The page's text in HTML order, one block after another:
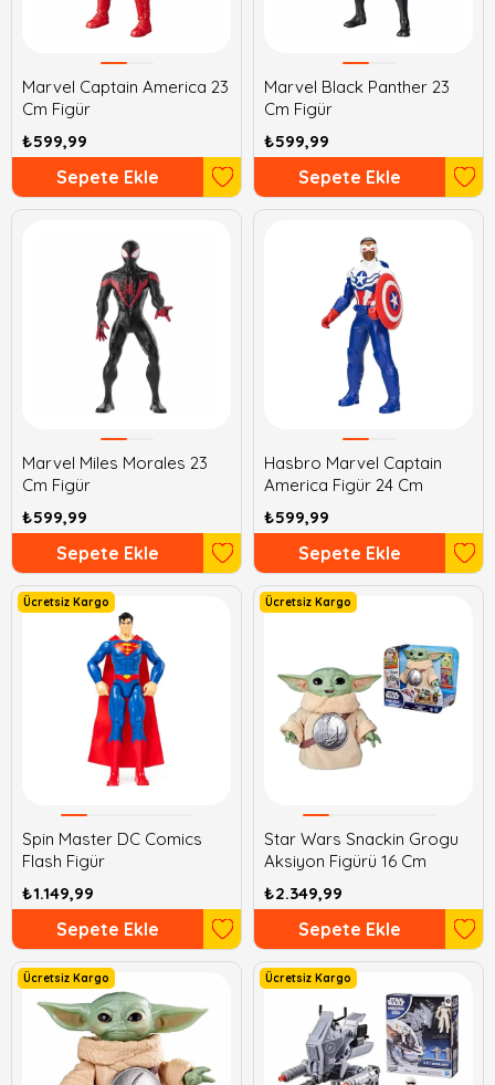
Marvel Captain America 23
Cm Figür
₺599,99
Sepete Ekle
Marvel Black Panther 23
Cm Figür
₺599,99
Sepete Ekle
Marvel Miles Morales 23
Cm Figür
₺599,99
Sepete Ekle
Hasbro Marvel Captain
America Figür 24 Cm
₺599,99
Sepete Ekle
Spin Master DC Comics
Flash Figür
₺1.149,99
Ücretsiz Kargo
Sepete Ekle
Star Wars Snackin Grogu
Aksiyon Figürü 16 Cm
₺2.349,99
Ücretsiz Kargo
Sepete Ekle
Ücretsiz Kargo Ücretsiz Kargo